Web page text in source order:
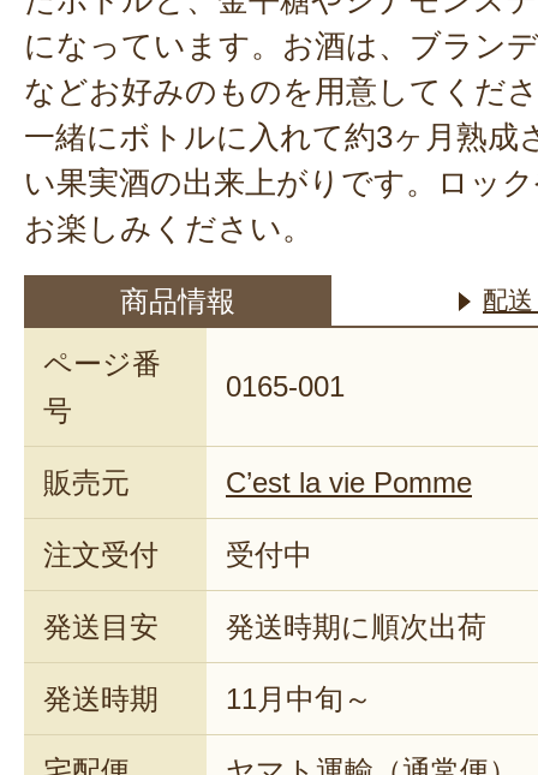
になっています。お酒は、ブラン
などお好みのものを用意してくだ
一緒にボトルに入れて約3ヶ月熟成
い果実酒の出来上がりです。ロッ
お楽しみください。
商品情報 配
ページ番
号
0165-001
販売元 C’est la vie Pomme
注文受付 受付中
発送目安 発送時期に順次出荷
発送時期 11月中旬～